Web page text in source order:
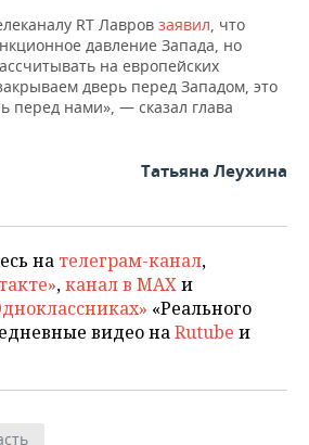
RT Лавров заявил, что
давление Запада, но
на европейских
дверь перед Западом, это
перед нами», — сказал глава
Татьяна Леухина
на телеграм-канал,
,канал в MAXи
«Реального
видео наRutube и